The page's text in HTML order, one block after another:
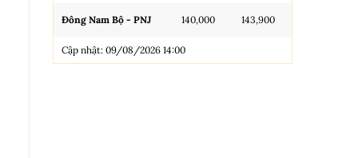
Đông Nam Bộ - PNJ 140,000 143,900
Cập nhật: 09/08/2026 14:00